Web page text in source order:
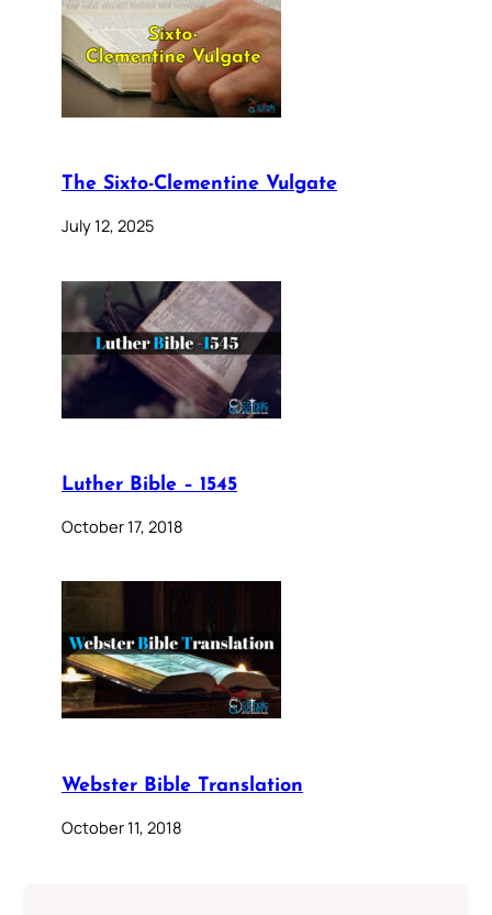
The Sixto-Clementine Vulgate
July 12, 2025
Luther Bible – 1545
October 17, 2018
Webster Bible Translation
October 11, 2018